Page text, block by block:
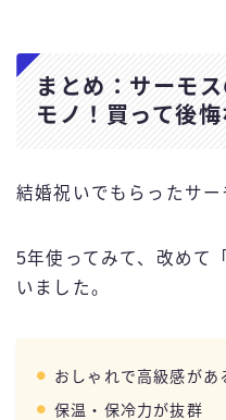
まとめ：サーモ
モノ！買って後悔
結婚祝いでもらったサー
5年使ってみて、改めて
いました。
おしゃれで高級感があ
保温・保冷力が抜群